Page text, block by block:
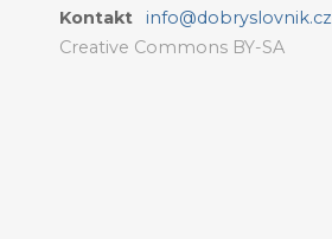
Kontakt
info@dobryslovnik.cz
Creative Commons BY-SA